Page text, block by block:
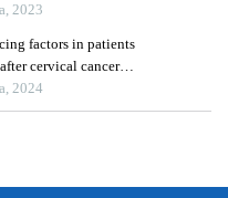
2023
factors in patients
cervical cancer
2024